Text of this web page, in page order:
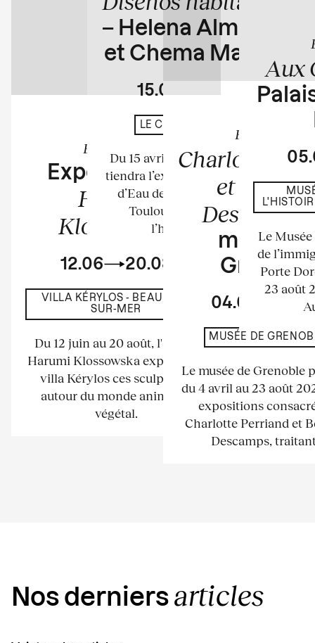
En cours
Exposition
Exposition de
Harumi
Klossowska
12.06 20.08
VILLA KÉRYLOS - BEAULIEU-
SUR-MER
Du 12 juin au 20 août, l'artiste
Harumi Klossowska expose à la
villa Kérylos ces sculptures
autour du monde animal et
végétal.
– Helena Almeida
et Chema Madoz
15.04 23.08
LE CHÂTEAU D'EAU
Du 15 avril au 23 août 2026 se
tiendra l’exposition au Château
d’Eau de l’espace La Tour à
Toulouse. Elle mettra à
l’honneur les...
Exposition
Charlotte
et
Descamps
musée
Grenoble
04.04
MUSÉE DE
Le musée de Grenoble
du 4 avril au 23 août
expositions
Charlotte Perriand et
Descamps,
Aux
Le
de
Porte
23 août
Nos derniers articles